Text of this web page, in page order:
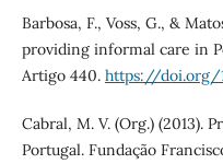
Barbosa, F., Voss, G., &
providing informal care in
Artigo 440. https://doi.org/
Cabral, M. V. (Org.) (2013).
Portugal. Fundação